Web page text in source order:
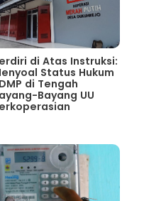
di Atas Instruksi:
Status Hukum
di Tengah
Bayang UU